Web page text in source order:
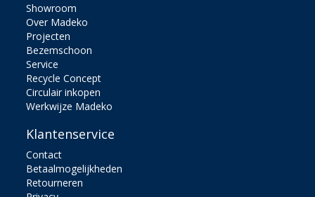
Showroom
Over Madeko
Projecten
Bezemschoon
Service
Recycle Concept
Circulair inkopen
Werkwijze Madeko
Klantenservice
Contact
Betaalmogelijkheden
Retourneren